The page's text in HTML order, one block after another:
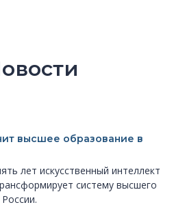
высшее образование в
лет искусственный интеллект
систему высшего